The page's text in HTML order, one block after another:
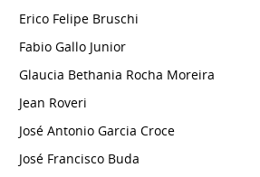
Erico Felipe Bruschi
Fabio Gallo Junior
Glaucia Bethania Rocha Moreira
Jean Roveri
José Antonio Garcia Croce
José Francisco Buda